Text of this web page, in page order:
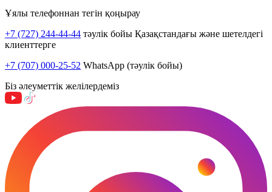
Ұялы телефоннан тегін қоңырау
+7 (727) 244-44-44 тәулік бойы Қазақстандағы және шетелдегі
клиенттерге
+7 (707) 000-25-52 WhatsApp (тәулік бойы)
Біз әлеуметтік желілердеміз